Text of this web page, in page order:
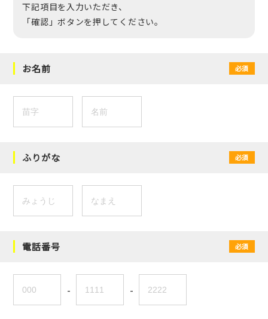
下記項目を入力いただき、
「確認」ボタンを押してください。
お名前 必須
ふりがな 必須
電話番号 必須
- -